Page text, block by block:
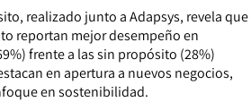
realizado junto a Adapsys, revela que
reportan mejor desempeño en
frente a las sin propósito (28%)
en apertura a nuevos negocios,
en sostenibilidad.